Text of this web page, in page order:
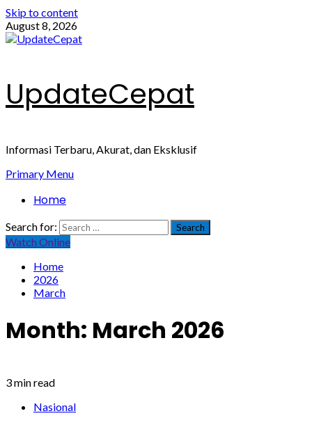
Skip to content
August 8, 2026
UpdateCepat
Informasi Terbaru, Akurat, dan Eksklusif
Primary Menu
Home
Search for:
Watch Online
Home
2026
March
Month: March 2026
3 min read
Nasional